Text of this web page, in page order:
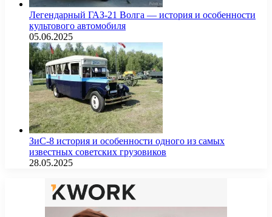
Легендарный ГАЗ-21 Волга — история и особенности
культового автомобиля
05.06.2025
ЗиС-8 история и особенности одного из самых
известных советских грузовиков
28.05.2025